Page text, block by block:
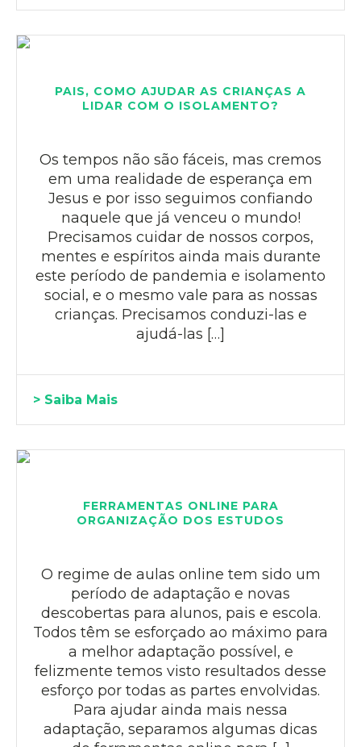
PAIS, COMO AJUDAR AS CRIANÇAS A
LIDAR COM O ISOLAMENTO?
Os tempos não são fáceis, mas cremos
em uma realidade de esperança em
Jesus e por isso seguimos confiando
naquele que já venceu o mundo!
Precisamos cuidar de nossos corpos,
mentes e espíritos ainda mais durante
este período de pandemia e isolamento
social, e o mesmo vale para as nossas
crianças. Precisamos conduzi-las e
ajudá-las […]
> Saiba Mais
FERRAMENTAS ONLINE PARA
ORGANIZAÇÃO DOS ESTUDOS
O regime de aulas online tem sido um
período de adaptação e novas
descobertas para alunos, pais e escola.
Todos têm se esforçado ao máximo para
a melhor adaptação possível, e
felizmente temos visto resultados desse
esforço por todas as partes envolvidas.
Para ajudar ainda mais nessa
adaptação, separamos algumas dicas